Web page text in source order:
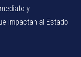
y
impactan al Estado